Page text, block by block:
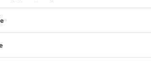
za ten produkt na terenie UE